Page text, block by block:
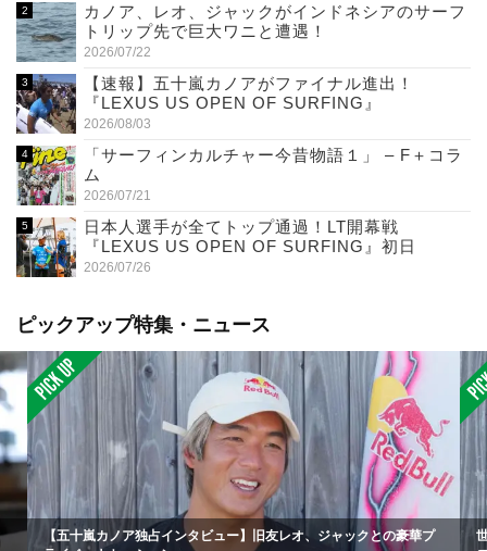
カノア、レオ、ジャックがインドネシアのサーフ
トリップ先で巨大ワニと遭遇！
2026/07/22
【速報】五十嵐カノアがファイナル進出！
『LEXUS US OPEN OF SURFING』
2026/08/03
「サーフィンカルチャー今昔物語１」 – F＋コラ
ム
2026/07/21
日本人選手が全てトップ通過！LT開幕戦
『LEXUS US OPEN OF SURFING』初日
2026/07/26
ピックアップ特集・ニュース
【五十嵐カノア独占インタビュー】旧友レオ、ジャックとの豪華プ